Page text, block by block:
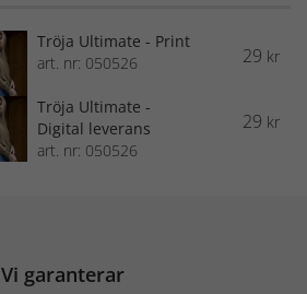
Tröja Ultimate - Print
art. nr: 050526
29 kr
Tröja Ultimate -
Digital leverans
art. nr: 050526
29 kr
Vi garanterar